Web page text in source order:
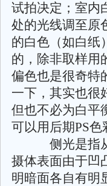
试拍决定；室内
处的光线调至原
的白色（如白纸
的，除非取样
偏色也是很奇特
一下，其实也很
但也不必为白平
可以用后期
侧光是指从
摄体表面由于凹
明暗面各自有明